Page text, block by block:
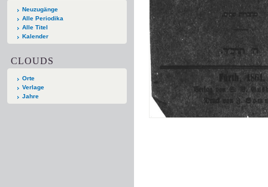
Neuzugänge
Alle Periodika
Alle Titel
Kalender
CLOUDS
Orte
Verlage
Jahre